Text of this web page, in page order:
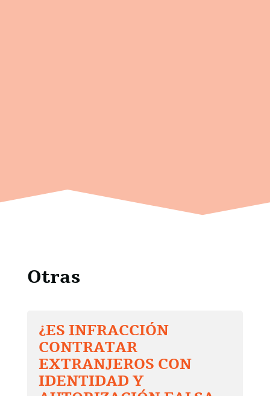
Otras
¿ES INFRACCIÓN
CONTRATAR
EXTRANJEROS CON
IDENTIDAD Y